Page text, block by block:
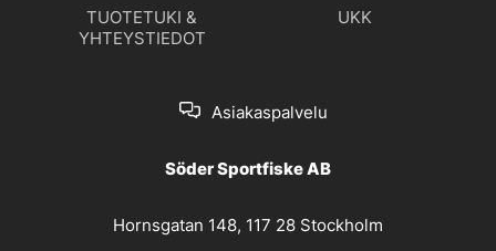
TUOTETUKI &
YHTEYSTIEDOT
UKK
Asiakaspalvelu
Söder Sportfiske AB
Hornsgatan 148, 117 28 Stockholm